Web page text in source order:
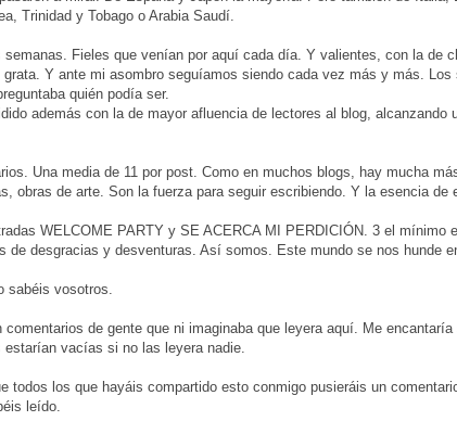
Trinidad y Tobago o Arabia Saudí.
Fieles que venían por aquí cada día. Y valientes, con la de
Y ante mi asombro seguíamos siendo cada vez más y más.
quién podía ser.
además con la de mayor afluencia de lectores al blog, alcanzando
Una media de 11 por post. Como en muchos blogs, hay mucha
obras de arte. Son la fuerza para seguir escribiendo. Y la esencia
WELCOME PARTY y SE ACERCA MI PERDICIÓN. 3 el
de desgracias y desventuras. Así somos. Este mundo se nos hunde
sabéis vosotros.
de gente que ni imaginaba que leyera aquí. Me
vacías si no las leyera nadie.
todos los que hayáis compartido esto conmigo pusieráis un
leído.